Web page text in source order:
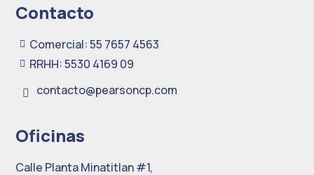
Contacto
 Comercial: 55 7657 4563
 RRHH: 5530 4169 09
 contacto@pearsoncp.com
Oficinas
Calle Planta Minatitlan #1,